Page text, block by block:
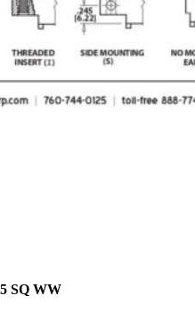
SQ WW